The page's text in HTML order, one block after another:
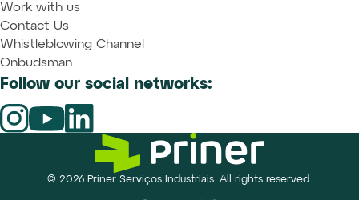
Work with us
Contact Us
Whistleblowing Channel
Onbudsman
Follow our social networks:
© 2026 Priner Serviços Industriais. All rights reserved.